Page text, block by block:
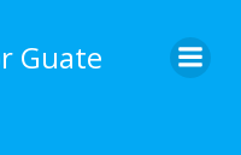
Guate